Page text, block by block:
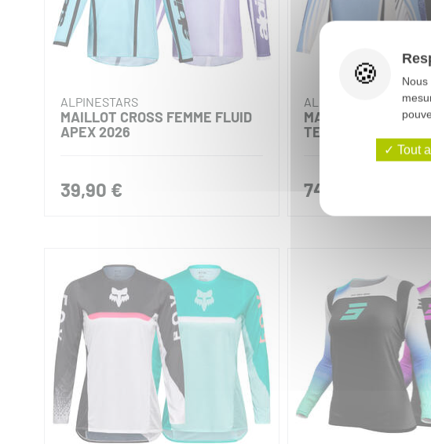
ALPINESTARS
MAILLOT CROSS FEMME FLUID
APEX 2026
39,90 €
ALPINESTARS
MAILLOT CROSS
TECHSTAR NOMUR
74,90 €
Tout